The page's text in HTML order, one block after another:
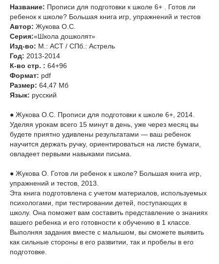
Название: Прописи для подготовки к школе 6+ . Готов ли
ребенок к школе? Большая книга игр, упражнений и тестов
Автор: Жукова О.С.
Серия:«Школа дошколят»
Изд-во: М.: АСТ / СПб.: Астрель
Год: 2013-2014
К-во стр. : 64+96
Формат: pdf
Размер: 64,47 Мб
Язык: русский
● Жукова О.С. Прописи для подготовки к школе 6+, 2014.
Уделяя урокам всего 15 минут в день, уже через месяц вы
будете приятно удивлены результатами — ваш ребенок
научится держать ручку, ориентироваться на листе бумаги,
овладеет первыми навыками письма.
● Жукова О. Готов ли ребенок к школе? Большая книга игр,
упражнений и тестов, 2013.
Эта книга подготовлена с учетом материалов, используемых
психологами, при тестировании детей, поступающих в
школу. Она поможет вам составить представление о знаниях
вашего ребенка и его готовности к обучению в 1 классе.
Выполняя задания вместе с малышом, вы сможете выявить
как сильные стороны в его развитии, так и пробелы в его
подготовке.